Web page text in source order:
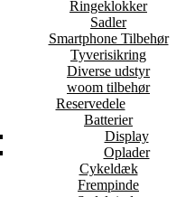
Ringeklokker
Sadler
Smartphone Tilbehør
Tyverisikring
Diverse udstyr
woom tilbehør
Reservedele
Batterier
Display
Oplader
Cykeldæk
Frempinde